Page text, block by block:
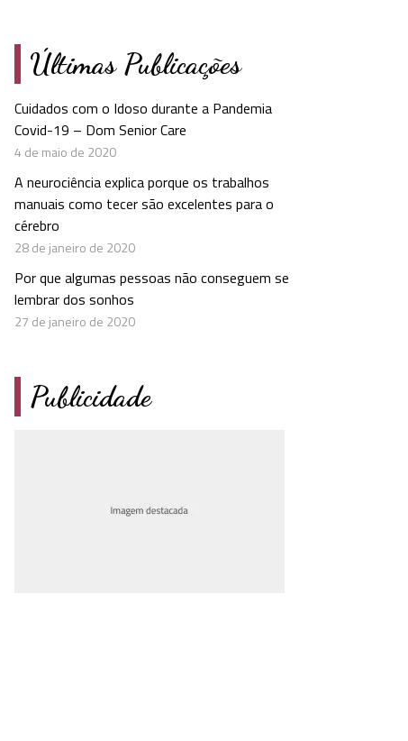
Últimas Publicações
Cuidados com o Idoso durante a Pandemia
Covid-19 – Dom Senior Care
4 de maio de 2020
A neurociência explica porque os trabalhos
manuais como tecer são excelentes para o
cérebro
28 de janeiro de 2020
Por que algumas pessoas não conseguem se
lembrar dos sonhos
27 de janeiro de 2020
Publicidade